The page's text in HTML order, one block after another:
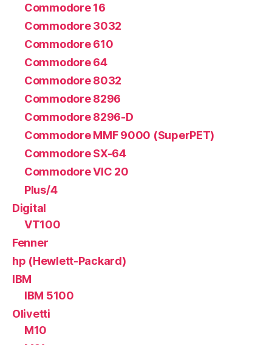
Commodore 16
Commodore 3032
Commodore 610
Commodore 64
Commodore 8032
Commodore 8296
Commodore 8296-D
Commodore MMF 9000 (SuperPET)
Commodore SX-64
Commodore VIC 20
Plus/4
Digital
VT100
Fenner
hp (Hewlett-Packard)
IBM
IBM 5100
Olivetti
M10